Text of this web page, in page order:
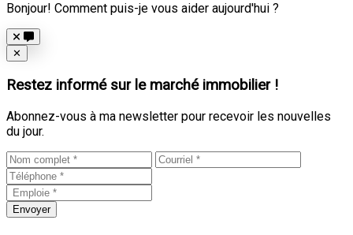
Bonjour! Comment puis-je vous aider aujourd'hui ?
Close
✕
Restez informé sur le marché immobilier !
Abonnez-vous à ma newsletter pour recevoir les nouvelles
du jour.
Envoyer